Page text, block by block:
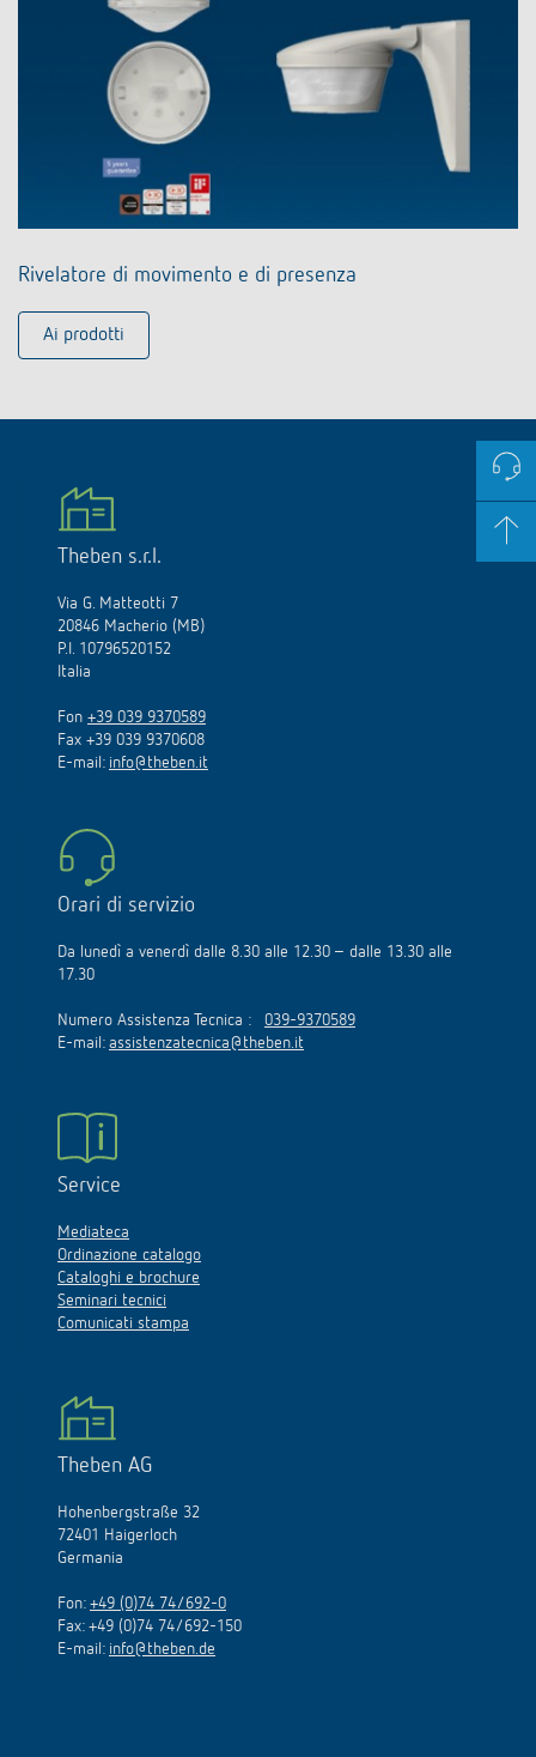
Rivelatore di movimento e di presenza
Ai prodotti
Theben s.r.l.
Via G. Matteotti 7
20846 Macherio (MB)
P.I. 10796520152
Italia
Fon +39 039 9370589
Fax +39 039 9370608
E-mail: info@theben.it
Orari di servizio
Da lunedì a venerdì dalle 8.30 alle 12.30 – dalle 13.30 alle
17.30
Numero Assistenza Tecnica : 039-9370589
E-mail: assistenzatecnica@theben.it
Service
Mediateca
Ordinazione catalogo
Cataloghi e brochure
Seminari tecnici
Comunicati stampa
Theben AG
Hohenbergstraße 32
72401 Haigerloch
Germania
Fon: +49 (0)74 74/692-0
Fax: +49 (0)74 74/692-150
E-mail: info@theben.de